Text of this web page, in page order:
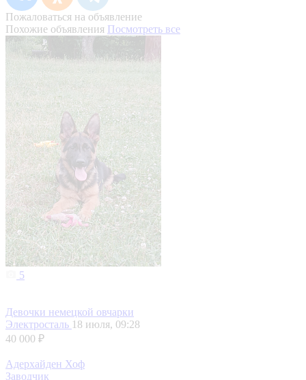
Пожаловаться на объявление
Похожие объявления Посмотреть все
5
Девочки немецкой овчарки
Электросталь 18 июля, 09:28
40 000 ₽
Адерхайден Хоф
Заводчик